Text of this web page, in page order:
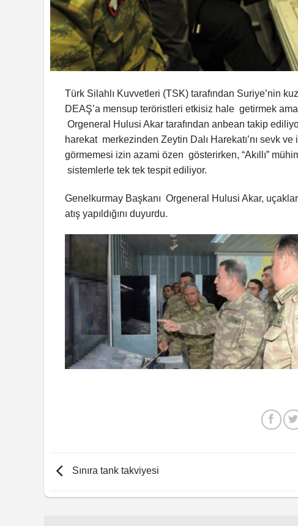
Türk Silahlı Kuvvetleri (TSK) tarafından Suriye’nin
DEAŞ’a mensup teröristleri etkisiz hale getirmek
Orgeneral Hulusi Akar tarafından anbean takip
harekat merkezinden Zeytin Dalı Harekatı’nı sevk
görmemesi izin azami özen gösterirken, “Akıllı”
sistemlerle tek tek tespit ediliyor.
Genelkurmay Başkanı Orgeneral Hulusi Akar,
atış yapıldığını duyurdu.
Sınıra tank takviyesi